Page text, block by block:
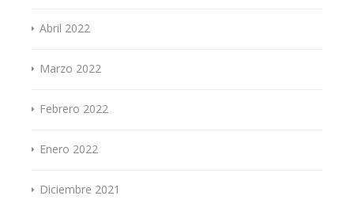
Abril 2022
Marzo 2022
Febrero 2022
Enero 2022
Diciembre 2021